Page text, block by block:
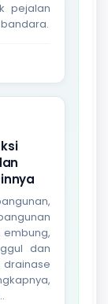
pejalan
dan
drainase